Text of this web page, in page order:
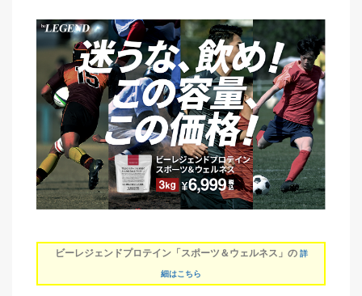
ビーレジェンドプロテイン「スポーツ＆ウェルネス」の 詳
細はこちら